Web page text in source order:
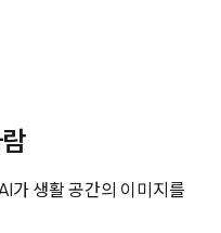
가 생활 공간의 이미지를